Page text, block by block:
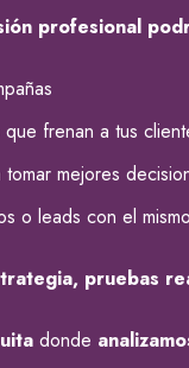
profesional
frenan a tus
mejores
o leads con el
pruebas
donde